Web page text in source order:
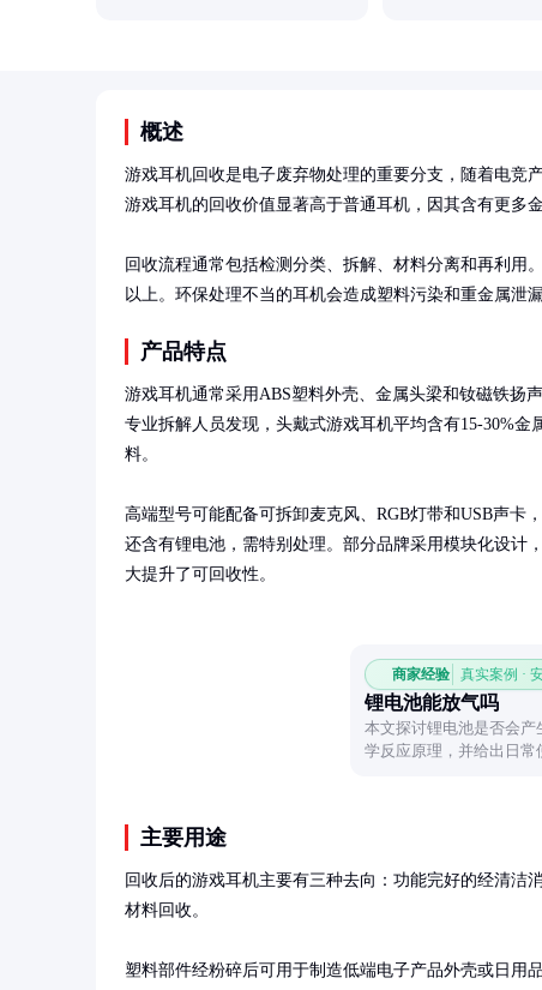
概述
游戏耳机回收是电子废弃物处理的重要分支，随着电竞
游戏耳机的回收价值显著高于普通耳机，因其含有更多
回收流程通常包括检测分类、拆解、材料分离和再利用
以上。环保处理不当的耳机会造成塑料污染和重金属泄
产品特点
游戏耳机通常采用ABS塑料外壳、金属头梁和钕磁铁扬
专业拆解人员发现，头戴式游戏耳机平均含有15-30%金
料。
高端型号可能配备可拆卸麦克风、RGB灯带和USB声卡
还含有锂电池，需特别处理。部分品牌采用模块化设计
大提升了可回收性。
商家经验 真实案例 ·
锂电池能放气吗
本文探讨锂电池是否会
学反应原理，并给出日
主要用途
回收后的游戏耳机主要有三种去向：功能完好的经清洁
材料回收。
塑料部件经粉碎后可用于制造低端电子产品外壳或日用